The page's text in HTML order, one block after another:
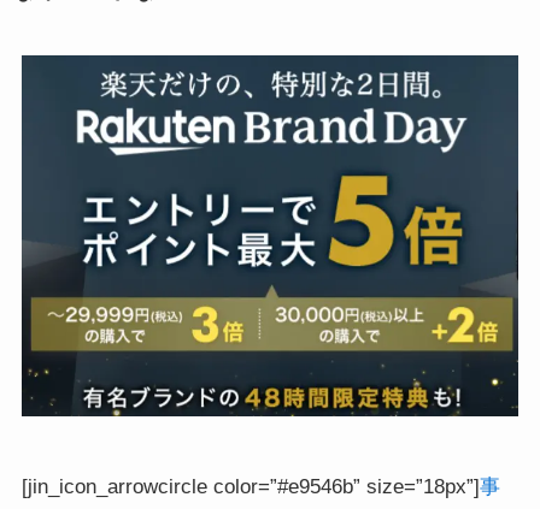
[jin_icon_arrowcircle color=”#e9546b” size=”18px”]事